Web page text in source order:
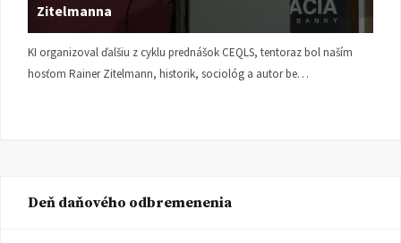
Zitelmanna
KI organizoval ďalšiu z cyklu prednášok CEQLS, tentoraz bol naším
hosťom Rainer Zitelmann, historik, sociológ a autor be…
Deň daňového odbremenenia